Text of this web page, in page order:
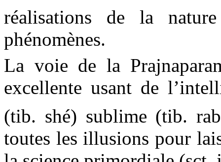
réalisations de la
phénomènes.
La voie de la
excellente usant de
(tib. shé) sublime (tib.
toutes les illusions pour